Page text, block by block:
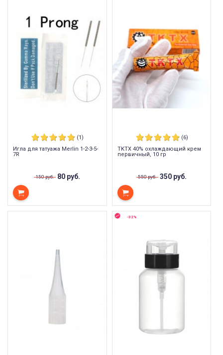
(1)
Игла для татуажа Merlin 1-2-3-5-
7R
150 руб. 80 руб.
(6)
TKTX 40% охлаждающий крем
первичный, 10 гр
550 руб. 350 руб.
-32%